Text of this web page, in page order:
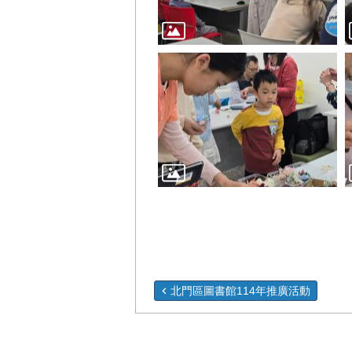
北門區圖書館114年推廣活動